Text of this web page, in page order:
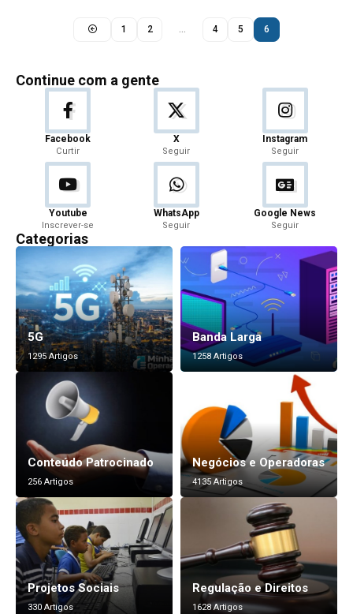
1 2 … 4 5 6
Continue com a gente
Facebook
Curtir
X
Seguir
Instagram
Seguir
Youtube
Inscrever-se
WhatsApp
Seguir
Google News
Seguir
Categorias
5G
1295 Artigos
Banda Larga
1258 Artigos
Conteúdo Patrocinado
256 Artigos
Negócios e Operadoras
4135 Artigos
Projetos Sociais
330 Artigos
Regulação e Direitos
1628 Artigos